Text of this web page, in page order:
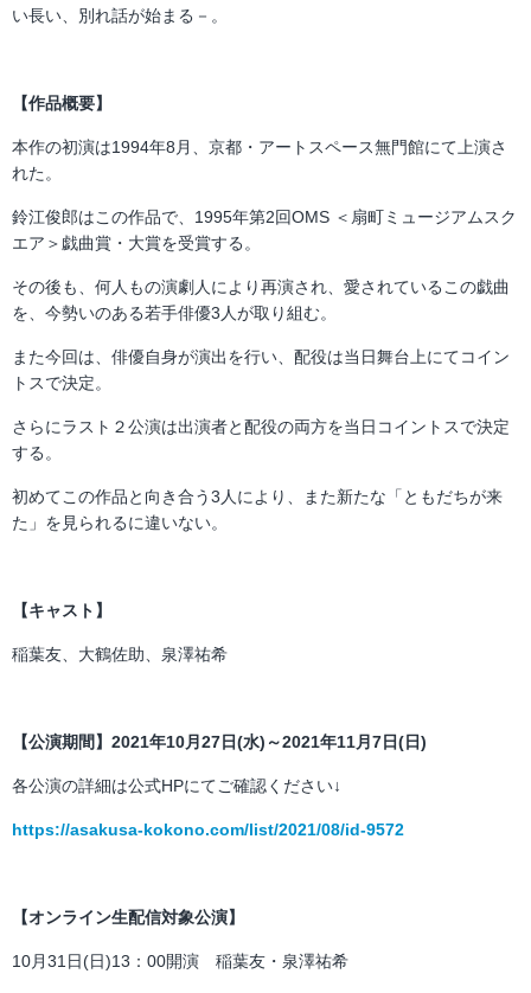
い長い、別れ話が始まる－。
【作品概要】
本作の初演は1994年8月、京都・アートスペース無門館にて上演さ
れた。
鈴江俊郎はこの作品で、1995年第2回OMS ＜扇町ミュージアムスク
エア＞戯曲賞・大賞を受賞する。
その後も、何人もの演劇人により再演され、愛されているこの戯曲
を、今勢いのある若手俳優3人が取り組む。
また今回は、俳優自身が演出を行い、配役は当日舞台上にてコイン
トスで決定。
さらにラスト２公演は出演者と配役の両方を当日コイントスで決定
する。
初めてこの作品と向き合う3人により、また新たな「ともだちが来
た」を見られるに違いない。
【キャスト】
稲葉友、大鶴佐助、泉澤祐希
【公演期間】 2021年10月27日(水)～2021年11月7日(日)
各公演の詳細は公式HPにてご確認ください↓
https://asakusa-kokono.com/list/2021/08/id-9572
【オンライン生配信対象公演】
10月31日(日)13：00開演 稲葉友・泉澤祐希